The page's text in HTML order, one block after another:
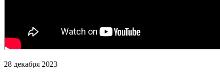
28 декабря 2023